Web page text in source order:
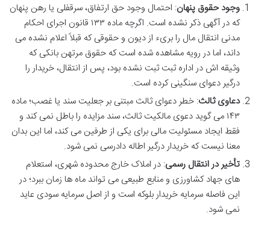
وجود حقوق پنهان: احتمال وجود حق ارتفاق، سرقفلی یا رهن پنهان
که در آگهی ذکر نشده است. اگرچه ماده ۱۳۳ قانون اجرای احکام
مدنی انتقال مال را بریء از دیون و حقوقی که قبلاً اعلام نشده می
داند، اما در رویه مشاهده شده است که حقوق مرتهن بانکی که
وثیقه اش در اداره ثبت ثبت نشده بود، پس از انتقال، خریدار را
درگیر دعوای سنگینی کرده است.
دعاوی ثالث: خطر دعوای ثالث مبتنی بر جعلیت سند یا غصب؛ ماده
۱۴۳ می گوید دعوی مالکیت ثالث، سند مزایده را باطل نمی کند و
فقط ایجاد مسئولیت مالی برای یکی از طرفین می کند، اما این بدان
معنا نیست که خریدار درگیر اطاله دادرسی نمی شود.
تأخیر در انتقال رسمی: در املاک خارج محدوده شهری، استعلام
های جهاد کشاورزی و منابع طبیعی می تواند ماه ها زمان ببرد؛ در
این فاصله سرمایه خریدار بلوکه است و از اصل سرمایه سودی عاید
نمی شود.